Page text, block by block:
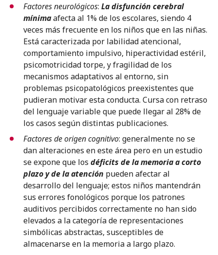
Factores neurológicos: La disfunción cerebral
mínimaafecta al 1% de los escolares, siendo 4
veces más frecuente en los niños que en las niñas.
Está caracterizada por labilidad atencional,
comportamiento impulsivo, hiperactividad estéril,
psicomotricidad torpe, y fragilidad de los
mecanismos adaptativos al entorno, sin
problemas psicopatológicos preexistentes que
pudieran motivar esta conducta. Cursa con retraso
del lenguaje variable que puede llegar al 28% de
los casos según distintas publicaciones.
Factores de origen cognitivo: generalmente no se
dan alteraciones en este área pero en un estudio
se expone que los déficits de la memoria a corto
plazo y de la atención pueden afectar al
desarrollo del lenguaje; estos niños mantendrán
sus errores fonológicos porque los patrones
auditivos percibidos correctamente no han sido
elevados a la categoría de representaciones
simbólicas abstractas, susceptibles de
almacenarse en la memoria a largo plazo.